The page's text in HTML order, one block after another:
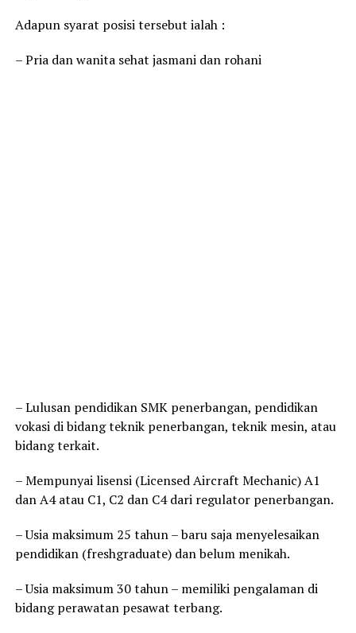
Adapun syarat posisi tersebut ialah :
– Pria dan wanita sehat jasmani dan rohani
– Lulusan pendidikan SMK penerbangan, pendidikan
vokasi di bidang teknik penerbangan, teknik mesin, atau
bidang terkait.
– Mempunyai lisensi (Licensed Aircraft Mechanic) A1
dan A4 atau C1, C2 dan C4 dari regulator penerbangan.
– Usia maksimum 25 tahun – baru saja menyelesaikan
pendidikan (freshgraduate) dan belum menikah.
– Usia maksimum 30 tahun – memiliki pengalaman di
bidang perawatan pesawat terbang.